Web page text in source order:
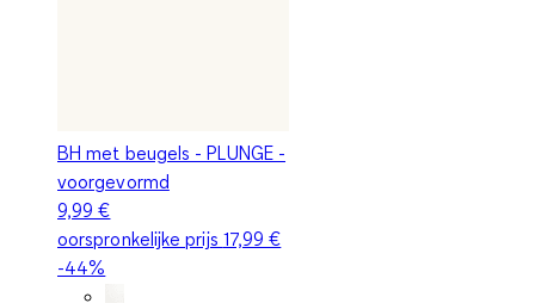
BH met beugels - PLUNGE -
voorgevormd
9,99 €
oorspronkelijke prijs 17,99 €
-44%